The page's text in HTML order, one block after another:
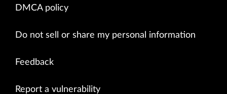
DMCA policy
Do not sell or share my personal information
Feedback
Report a vulnerability